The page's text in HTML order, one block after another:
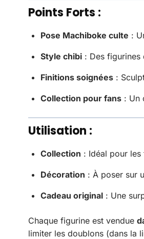
Points Forts :
Pose Machiboke culte :
Style chibi : Des figurines
Finitions soignées :
Collection pour fans : Un
Utilisation :
Collection : Idéal pour les
Décoration : À poser sur
Cadeau original : Une
Chaque figurine est vendue
limiter les doublons (dans la